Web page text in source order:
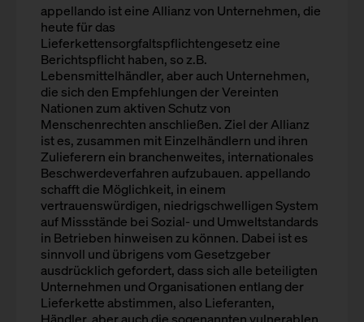
appellando ist eine Allianz von Unternehmen, die
heute für das
Lieferkettensorgfaltspflichtengesetz eine
Berichtspflicht haben, so z.B.
Lebensmittelhändler, aber auch Unternehmen,
die sich den Empfehlungen der Vereinten
Nationen zum aktiven Schutz von
Menschenrechten anschließen. Ziel der Allianz
ist es, zusammen mit Einzelhändlern und ihren
Zulieferern ein branchenweites, internationales
Beschwerdeverfahren aufzubauen. appellando
schafft die Möglichkeit, in einem
vertrauenswürdigen, niedrigschwelligen System
auf Missstände bei Sozial- und Umweltstandards
in Betrieben hinweisen zu können. Dabei ist es
sinnvoll und übrigens vom Gesetzgeber
ausdrücklich gefordert, dass sich alle beteiligten
Unternehmen und Organisationen entlang der
Lieferkette abstimmen, also Lieferanten,